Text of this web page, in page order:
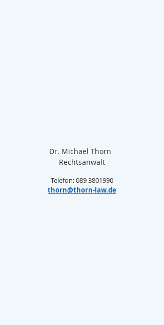
Dr. Michael Thorn
Rechtsanwalt
Telefon: 089 3801990
thorn@thorn-law.de